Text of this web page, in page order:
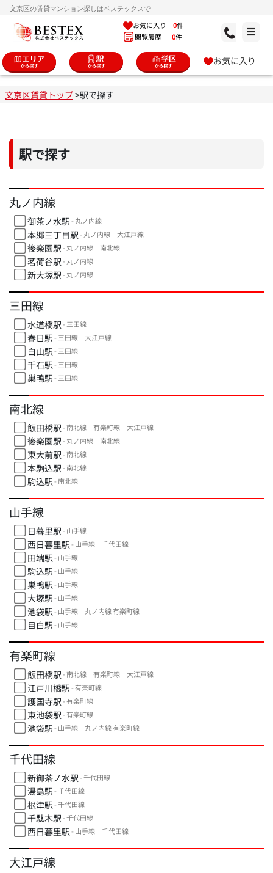
文京区の賃貸マンション探しはベステックスで
お気に入り 0件
閲覧履歴 0件
お気に入り
文京区賃貸トップ>駅で探す
駅で探す
丸ノ内線
御茶ノ水駅- 丸ノ内線
本郷三丁目駅- 丸ノ内線 大江戸線
後楽園駅- 丸ノ内線 南北線
茗荷谷駅- 丸ノ内線
新大塚駅- 丸ノ内線
三田線
水道橋駅- 三田線
春日駅- 三田線 大江戸線
白山駅- 三田線
千石駅- 三田線
巣鴨駅- 三田線
南北線
飯田橋駅- 南北線 有楽町線 大江戸線
後楽園駅- 丸ノ内線 南北線
東大前駅- 南北線
本駒込駅- 南北線
駒込駅- 南北線
山手線
日暮里駅- 山手線
西日暮里駅- 山手線 千代田線
田端駅- 山手線
駒込駅- 山手線
巣鴨駅- 山手線
大塚駅- 山手線
池袋駅- 山手線 丸ノ内線 有楽町線
目白駅- 山手線
有楽町線
飯田橋駅- 南北線 有楽町線 大江戸線
江戸川橋駅- 有楽町線
護国寺駅- 有楽町線
東池袋駅- 有楽町線
池袋駅- 山手線 丸ノ内線 有楽町線
千代田線
新御茶ノ水駅- 千代田線
湯島駅- 千代田線
根津駅- 千代田線
千駄木駅- 千代田線
西日暮里駅- 山手線 千代田線
大江戸線